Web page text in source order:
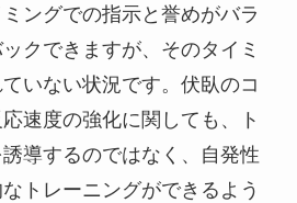
ングでの指示と誉めがバラ
クできますが、そのタイミ
いない状況です。伏臥のコ
速度の強化に関しても、ト
導するのではなく、自発性
トレーニングができるよう